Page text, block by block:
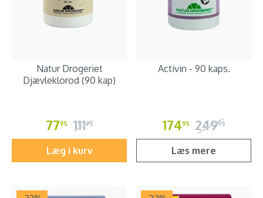
Natur Drogeriet
Djævleklorod (90 kap)
7795 11195
Læg i kurv
Activin - 90 kaps.
17495 24995
Læs mere